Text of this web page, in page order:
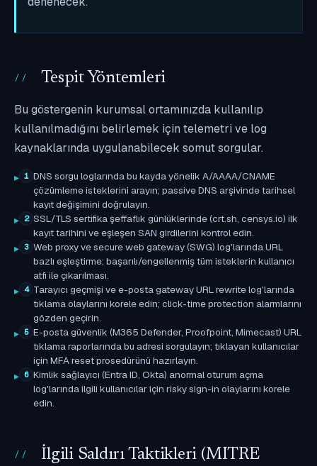
Tespit Yöntemleri
Bu göstergenin kurumsal ortamınızda kullanılıp
kullanılmadığını belirlemek için telemetri ve log
kaynaklarında uygulanabilecek somut sorgular.
1 DNS sorgu loglarında bu kayda yönelik A/AAAA/CNAME
çözümleme isteklerini arayın; passive DNS arşivinde tarihsel
kayıt değişimini doğrulayın.
2 SSL/TLS sertifika şeffaflık günlüklerinde (crt.sh, censys.io) ilk
kayıt tarihini ve eşleşen SAN girdilerini kontrol edin.
3 Web proxy ve secure web gateway (SWG) log'larında URL
bazlı eşleştirme; başarılı/engellenmiş tüm isteklerin kullanıcı
atfı ile çıkarılması.
4 Tarayıcı geçmişi ve e-posta gateway URL rewrite log'larında
tıklama olaylarını korele edin; click-time protection alarmlarını
gözden geçirin.
5 E-posta güvenlik (M365 Defender, Proofpoint, Mimecast) URL
tıklama raporlarında bu adresi sorgulayın; tıklayan kullanıcılar
için MFA reset prosedürünü hazırlayın.
6 Kimlik sağlayıcı (Entra ID, Okta) anormal oturum açma
log'larında ilgili kullanıcılar için risky sign-in olaylarını korele
edin.
İlgili Saldırı Taktikleri (MITRE